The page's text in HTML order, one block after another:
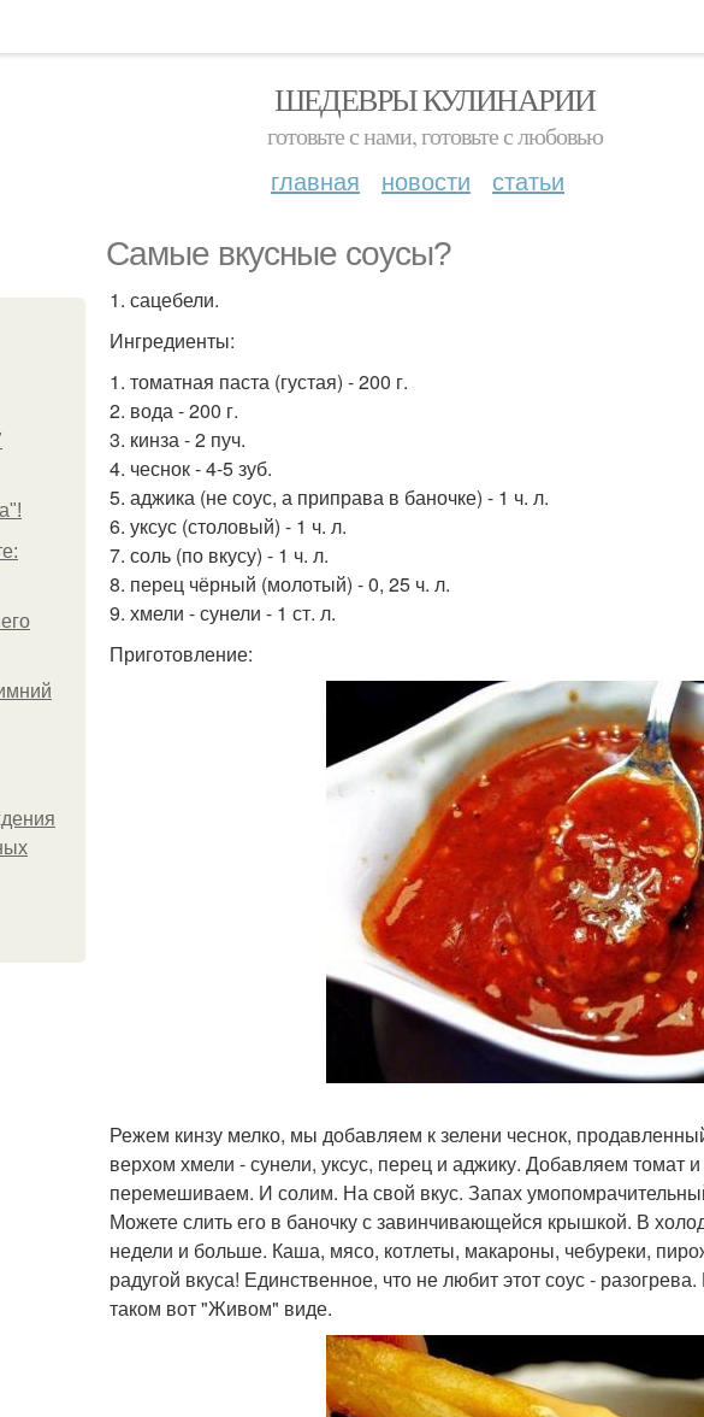
ШЕДЕВРЫ КУЛИНАРИИ
готовьте с нами, готовьте с любовью
главная новости статьи
Самые вкусные соусы?
1. сацебели.
Ингредиенты:
1. томатная паста (густая) - 200 г.
2. вода - 200 г.
3. кинза - 2 пуч.
4. чеснок - 4-5 зуб.
5. аджика (не соус, а приправа в баночке) - 1 ч. л.
6. уксус (столовый) - 1 ч. л.
7. соль (по вкусу) - 1 ч. л.
8. перец чёрный (молотый) - 0, 25 ч. л.
9. хмели - сунели - 1 ст. л.
Приготовление:
Режем кинзу мелко, мы добавляем к зелени чеснок,
верхом хмели - сунели, уксус, перец и аджику. Добавляем
перемешиваем. И солим. На свой вкус. Запах
Можете слить его в баночку с завинчивающейся крышкой. В
недели и больше. Каша, мясо, котлеты, макароны, чебуреки,
радугой вкуса! Единственное, что не любит этот соус -
таком вот "Живом" виде.